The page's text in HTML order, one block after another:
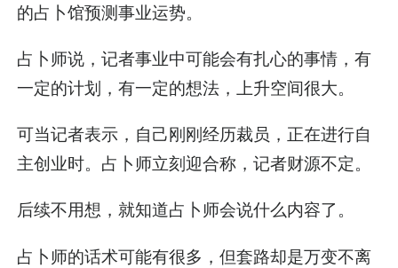
的占卜馆预测事业运势。
占卜师说，记者事业中可能会有扎心的事情，有
一定的计划，有一定的想法，上升空间很大。
可当记者表示，自己刚刚经历裁员，正在进行自
主创业时。占卜师立刻迎合称，记者财源不定。
后续不用想，就知道占卜师会说什么内容了。
占卜师的话术可能有很多，但套路却是万变不离